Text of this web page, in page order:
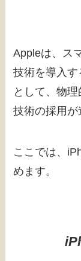
Appleは、ス
技術を導入
として、物
技術の採用が
ここでは、
めます。